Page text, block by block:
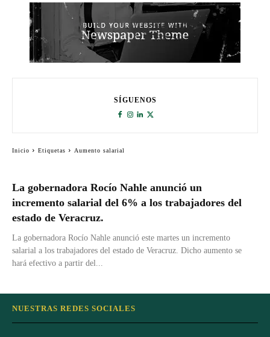
La gobernadora Rocío Nahle anunció un
incremento salarial del 6% a los trabajadores del
estado de Veracruz.
La gobernadora Rocío Nahle anunció este martes un incremento
salarial a los trabajadores del estado de Veracruz. Dicho aumento se
hará efectivo a partir del...
SÍGUENOS
Inicio Etiquetas Aumento salarial
NUESTRAS REDES SOCIALES